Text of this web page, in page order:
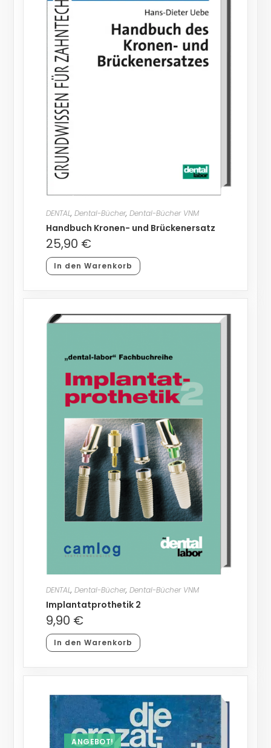
DENTAL, Dental-Bücher, Dental-Bücher VNM
Handbuch Kronen- und Brückenersatz
25,90 €
In den Warenkorb
DENTAL, Dental-Bücher, Dental-Bücher VNM
Implantatprothetik 2
9,90 €
In den Warenkorb
ANGEBOT!